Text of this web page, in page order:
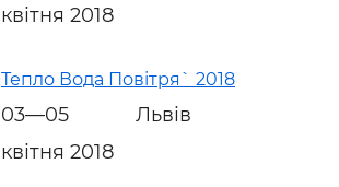
квітня 2018
Тепло Вода Повітря` 2018
03—05
квітня 2018
Львів